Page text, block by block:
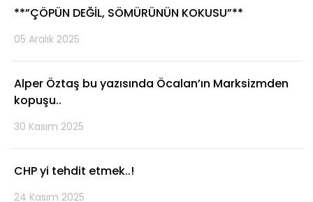
**”ÇÖPÜN DEĞİL, SÖMÜRÜNÜN KOKUSU”**
05 Aralık 2025
Alper Öztaş bu yazısında Öcalan’ın Marksizmden
kopuşu..
30 Kasım 2025
CHP yi tehdit etmek..!
24 Kasım 2025